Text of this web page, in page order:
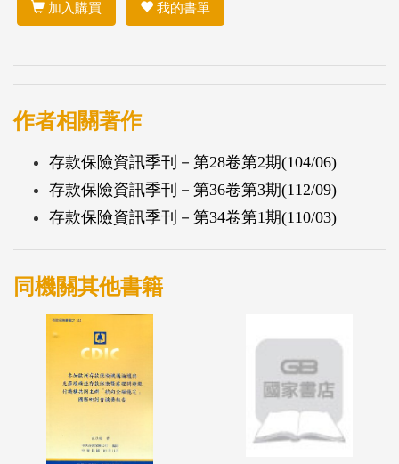
加入購買 我的書單
作者相關著作
存款保險資訊季刊－第28卷第2期(104/06)
存款保險資訊季刊－第36卷第3期(112/09)
存款保險資訊季刊－第34卷第1期(110/03)
同機關其他書籍